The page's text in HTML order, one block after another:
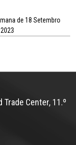
de 18 Setembro
Trade Center, 11.º